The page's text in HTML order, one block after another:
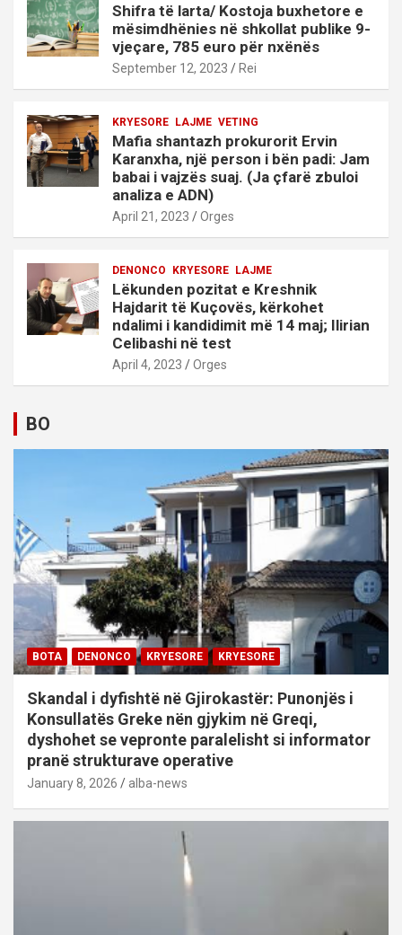
Shifra të larta/ Kostoja buxhetore e
mësimdhënies në shkollat publike 9-
vjeçare, 785 euro për nxënës
September 12, 2023 Rei
KRYESORE LAJME VETING
Mafia shantazh prokurorit Ervin
Karanxha, një person i bën padi: Jam
babai i vajzës suaj. (Ja çfarë zbuloi
analiza e ADN)
April 21, 2023 Orges
DENONCO KRYESORE LAJME
Lëkunden pozitat e Kreshnik
Hajdarit të Kuçovës, kërkohet
ndalimi i kandidimit më 14 maj; Ilirian
Celibashi në test
April 4, 2023 Orges
BO
BOTA DENONCO KRYESORE KRYESORE
Skandal i dyfishtë në Gjirokastër: Punonjës i
Konsullatës Greke nën gjykim në Greqi,
dyshohet se vepronte paralelisht si informator
pranë strukturave operative
January 8, 2026 alba-news